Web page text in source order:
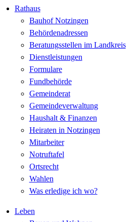
Rathaus
Bauhof Notzingen
Behördenadressen
Beratungsstellen im Landkreis
Dienstleistungen
Formulare
Fundbehörde
Gemeinderat
Gemeindeverwaltung
Haushalt & Finanzen
Heiraten in Notzingen
Mitarbeiter
Notruftafel
Ortsrecht
Wahlen
Was erledige ich wo?
Leben